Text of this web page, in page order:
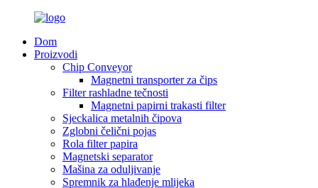
Dom
Proizvodi
Chip Conveyor
Magnetni transporter za čips
Filter rashladne tečnosti
Magnetni papirni trakasti filter
Sjeckalica metalnih čipova
Zglobni čelični pojas
Rola filter papira
Magnetski separator
Mašina za oduljivanje
Spremnik za hlađenje mlijeka